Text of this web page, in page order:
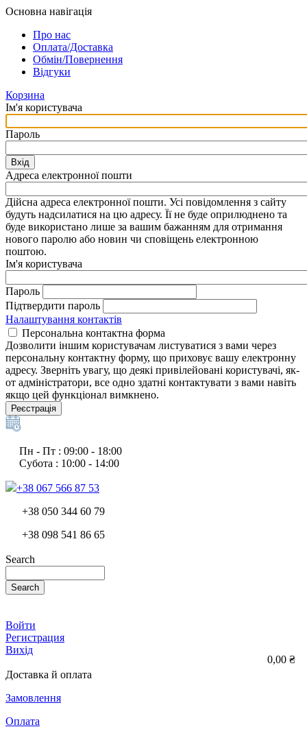
Основна навігація
Про нас
Оплата/Доставка
Обмін/Повернення
Відгуки
Корзина
Ім'я користувача
Пароль
Вхід
Адреса електронної пошти
Дійсна адреса електронної пошти. Усі повідомлення з сайту
будуть надсилатися на цю адресу. Її не буде оприлюднено та
буде використано лише за вашим бажанням для отримання
нового паролю або новин чи сповіщень електронною
поштою.
Ім'я користувача
Пароль
Підтвердити пароль
Налаштування контактів
Персональна контактна форма
Дозволити іншим користувачам листуватися з вами через
персональну контактну форму, що приховує вашу електронну
адресу. Зверніть увагу, що деякі привілейовані користувачі, як-
от адміністратори, все одно здатні контактувати з вами навіть
якщо цей функціонал вимкнено.
Реєстрація
Пн - Пт : 09:00 - 18:00
Субота : 10:00 - 14:00
+38 067 566 87 53
+38 050 344 60 79
+38 098 541 86 65
Search
Search
0,00 ₴
Войти
Регистрация
Вихід
Доставка й оплата
Замовлення
Оплата